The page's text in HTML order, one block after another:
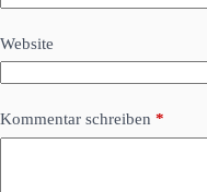
Website
Kommentar schreiben *